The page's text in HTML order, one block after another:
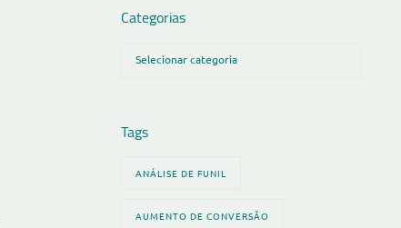
Categorias
Tags
ANÁLISE DE FUNIL
AUMENTO DE CONVERSÃO